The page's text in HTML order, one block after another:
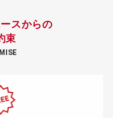
スからの
束